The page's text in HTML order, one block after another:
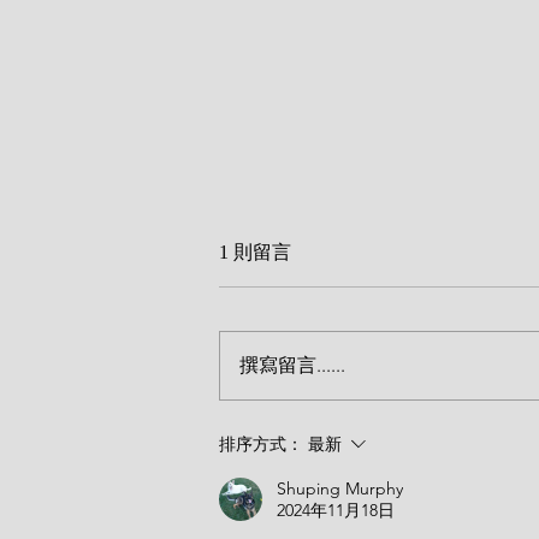
1 則留言
撰寫留言......
排序方式： 最新
Shuping Murphy
2024年11月18日